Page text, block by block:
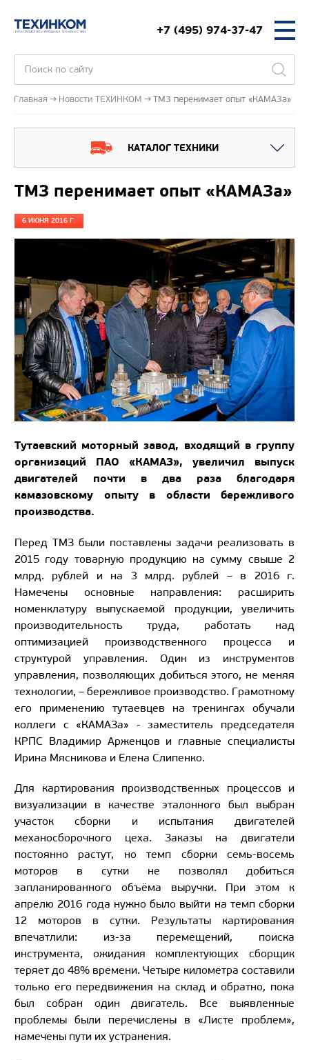
+7 (495) 974-37-47
Главная Новости ТЕХИНКОМ ТМЗ перенимает опыт «КАМАЗа»
КАТАЛОГ ТЕХНИКИ
ТМЗ перенимает опыт «КАМАЗа»
6 ИЮНЯ 2016 Г.
Тутаевский моторный завод, входящий в группу
организаций ПАО «КАМАЗ», увеличил выпуск
двигателей почти в два раза благодаря
камазовскому опыту в области бережливого
производства.
Перед ТМЗ были поставлены задачи реализовать в
2015 году товарную продукцию на сумму свыше 2
млрд. рублей и на 3 млрд. рублей – в 2016 г.
Намечены основные направления: расширить
номенклатуру выпускаемой продукции, увеличить
производительность труда, работать над
оптимизацией производственного процесса и
структурой управления. Один из инструментов
управления, позволяющих добиться этого, не меняя
технологии, – бережливое производство. Грамотному
его применению тутаевцев на тренингах обучали
коллеги с «КАМАЗа» - заместитель председателя
КРПС Владимир Арженцов и главные специалисты
Ирина Мясникова и Елена Слипенко.
Для картирования производственных процессов и
визуализации в качестве эталонного был выбран
участок сборки и испытания двигателей
механосборочного цеха. Заказы на двигатели
постоянно растут, но темп сборки семь-восемь
моторов в сутки не позволял добиться
запланированного объёма выручки. При этом к
апрелю 2016 года нужно было выйти на темп сборки
12 моторов в сутки. Результаты картирования
впечатлили: из-за перемещений, поиска
инструмента, ожидания комплектующих сборщик
теряет до 48% времени. Четыре километра составили
только его передвижения на склад и обратно, пока
был собран один двигатель. Все выявленные
проблемы были перечислены в «Листе проблем»,
намечены пути их устранения.